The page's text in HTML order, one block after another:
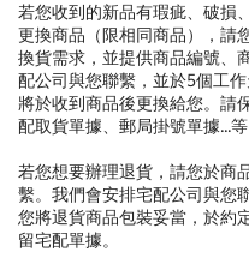
若您收到的新品有瑕疵、破損
更換商品（限相同商品），請
換貨需求，並提供商品編號、
配公司與您聯繫，並於5個工
將於收到商品後更換給您。請
配取貨單據、郵局掛號單據...
若您想要辦理退貨，請您於商
繫。我們會安排宅配公司與您
您將退貨商品包裝妥當，於約
留宅配單據。